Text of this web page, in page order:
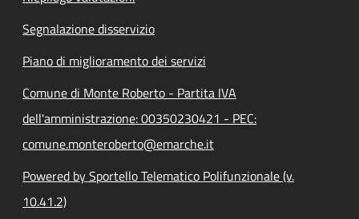
Segnalazione disservizio
Piano di miglioramento dei servizi
Comune di Monte Roberto - Partita IVA
dell'amministrazione: 00350230421 - PEC:
comune.monteroberto@emarche.it
Powered by Sportello Telematico Polifunzionale (v.
10.41.2)